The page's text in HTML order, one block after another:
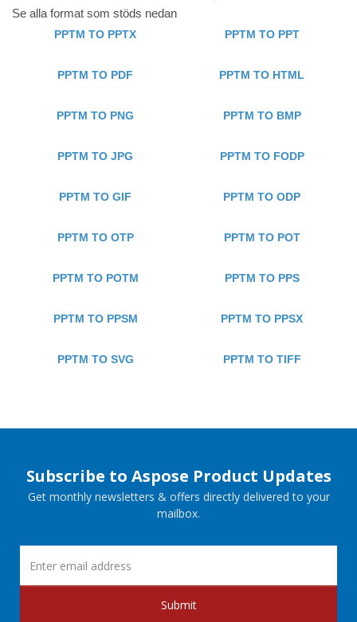
Se alla format som stöds nedan
PPTM TO PPTX PPTM TO PPT
PPTM TO PDF PPTM TO HTML
PPTM TO PNG PPTM TO BMP
PPTM TO JPG PPTM TO FODP
PPTM TO GIF PPTM TO ODP
PPTM TO OTP PPTM TO POT
PPTM TO POTM PPTM TO PPS
PPTM TO PPSM PPTM TO PPSX
PPTM TO SVG PPTM TO TIFF
Subscribe to Aspose Product Updates
Get monthly newsletters & offers directly delivered to your
mailbox.
Submit